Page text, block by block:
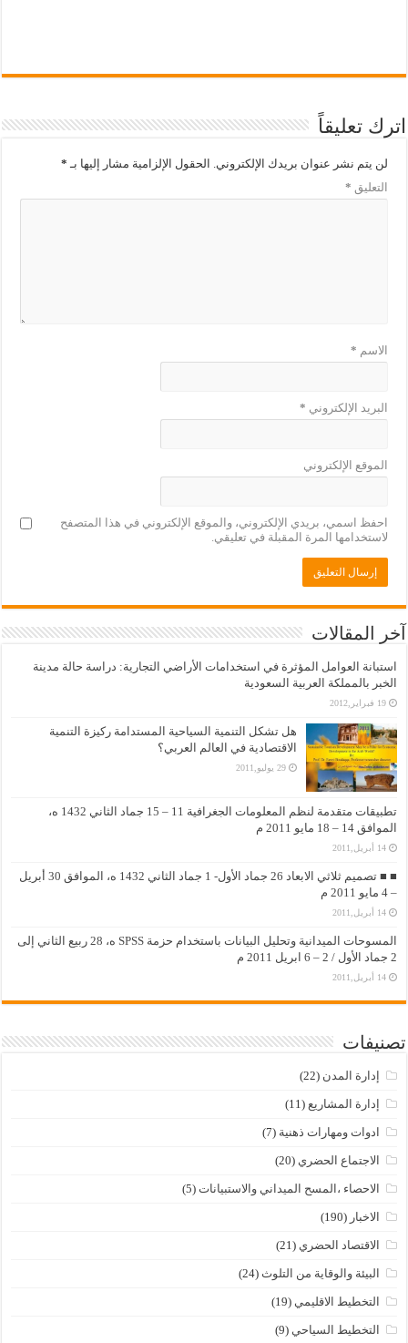
اترك تعليقاً
لن يتم نشر عنوان بريدك الإلكتروني. الحقول الإلزامية مشار إليها بـ *
التعليق *
الاسم *
البريد الإلكتروني *
الموقع الإلكتروني
احفظ اسمي، بريدي الإلكتروني، والموقع الإلكتروني في هذا المتصفح
لاستخدامها المرة المقبلة في تعليقي.
آخر المقالات
استبانة العوامل المؤثرة في استخدامات الأراضي التجارية: دراسة حالة مدينة
الخبر بالمملكة العربية السعودية
19 فبراير,2012
هل تشكل التنمية السياحية المستدامة ركيزة التنمية
الاقتصادية في العالم العربي؟
29 يوليو,2011
تطبيقات متقدمة لنظم المعلومات الجغرافية 11 – 15 جماد الثاني 1432 ه،
الموافق 14 – 18 مايو 2011 م
14 أبريل,2011
■ ■ تصميم ثلاثي الابعاد 26 جماد الأول- 1 جماد الثاني 1432 ه، الموافق 30 أبريل
– 4 مايو 2011 م
14 أبريل,2011
المسوحات الميدانية وتحليل البيانات باستخدام حزمة SPSS ه، 28 ربيع الثاني إلى
2 جماد الأول / 2 – 6 ابريل 2011 م
14 أبريل,2011
تصنيفات
إدارة المدن (22)
إدارة المشاريع (11)
ادوات ومهارات ذهنية (7)
الاجتماع الحضري (20)
الاحصاء ،المسح الميداني والاستبيانات (5)
الاخبار (190)
الاقتصاد الحضري (21)
البيئة والوقاية من التلوث (24)
التخطيط الاقليمي (19)
التخطيط السياحي (9)